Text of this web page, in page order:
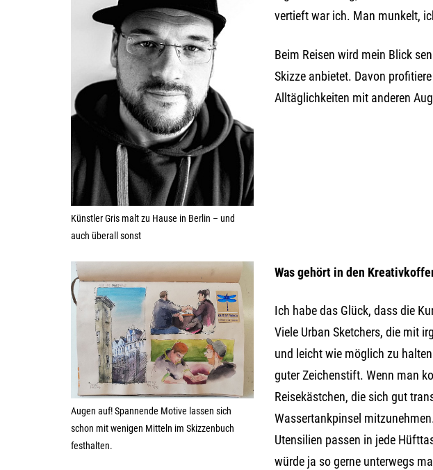
Künstler Gris malt zu Hause in Berlin – und
auch überall sonst
vertieft war ich. Man munkelt,
Beim Reisen wird mein Blick
Skizze anbietet. Davon
Alltäglichkeiten mit anderen
Augen auf! Spannende Motive lassen sich
schon mit wenigen Mitteln im Skizzenbuch
festhalten.
Was gehört in den
Ich habe das Glück, dass die
Viele Urban Sketchers, die mit
und leicht wie möglich zu
guter Zeichenstift. Wenn man
Reisekästchen, die sich gut
Wassertankpinsel
Utensilien passen in jede
würde ja so gerne unterwegs